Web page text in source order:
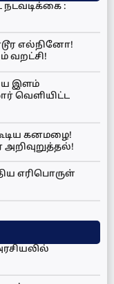
நடவடிக்கை :
எல்நினோ!
வறட்சி!
இளம்
வெளியிட்ட
கனமழை!
எரிபொருள்